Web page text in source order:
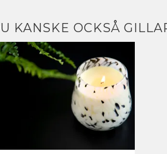
KANSKE OCKSÅ